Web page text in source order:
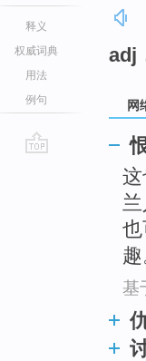
释义
权威词典
用法
例句
adj
网
趣
基